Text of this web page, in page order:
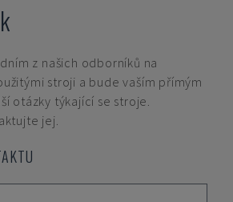
z našich odborníků na
stroji a bude vaším přímým
otázky týkající se stroje.
jej.